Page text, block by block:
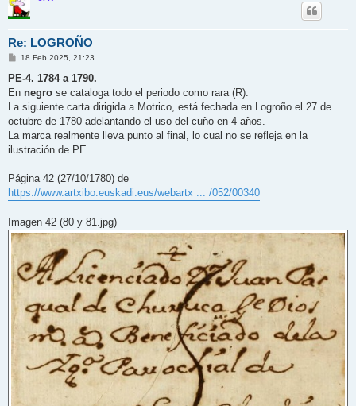
Re: LOGROÑO
M
n
a
j
18 Feb 2025, 21:23
PE-4. 1784 a 1790.
En negro se cataloga todo el periodo como rara (R).
La siguiente carta dirigida a Motrico, está fechada en Logroño el 27 de
octubre de 1780 adelantando el uso del cuño en 4 años.
La marca realmente lleva punto al final, lo cual no se refleja en la
ilustración de PE.
Página 42 (27/10/1780) de
https://www.artxibo.euskadi.eus/webartx ... /052/00340
Imagen 42 (80 y 81.jpg)